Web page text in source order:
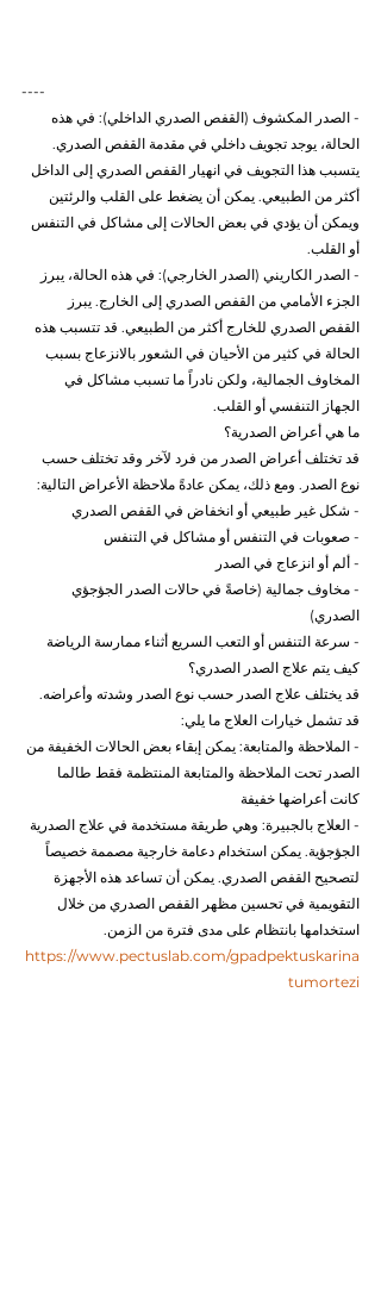
----
- الصدر المكشوف (القفص الصدري الداخلي): في هذه
الحالة، يوجد تجويف داخلي في مقدمة القفص الصدري.
يتسبب هذا التجويف في انهيار القفص الصدري إلى الداخل
أكثر من الطبيعي. يمكن أن يضغط على القلب والرئتين
ويمكن أن يؤدي في بعض الحالات إلى مشاكل في التنفس
أو القلب.
- الصدر الكاريني (الصدر الخارجي): في هذه الحالة، يبرز
الجزء الأمامي من القفص الصدري إلى الخارج. يبرز
القفص الصدري للخارج أكثر من الطبيعي. قد تتسبب هذه
الحالة في كثير من الأحيان في الشعور بالانزعاج بسبب
المخاوف الجمالية، ولكن نادراً ما تسبب مشاكل في
الجهاز التنفسي أو القلب.
ما هي أعراض الصدرية؟
قد تختلف أعراض الصدر من فرد لآخر وقد تختلف حسب
نوع الصدر. ومع ذلك، يمكن عادةً ملاحظة الأعراض التالية:
- شكل غير طبيعي أو انخفاض في القفص الصدري
- صعوبات في التنفس أو مشاكل في التنفس
- ألم أو انزعاج في الصدر
- مخاوف جمالية (خاصةً في حالات الصدر الجؤجؤي
الصدري)
- سرعة التنفس أو التعب السريع أثناء ممارسة الرياضة
كيف يتم علاج الصدر الصدري؟
قد يختلف علاج الصدر حسب نوع الصدر وشدته وأعراضه.
قد تشمل خيارات العلاج ما يلي:
- الملاحظة والمتابعة: يمكن إبقاء بعض الحالات الخفيفة من
الصدر تحت الملاحظة والمتابعة المنتظمة فقط طالما
كانت أعراضها خفيفة
- العلاج بالجبيرة: وهي طريقة مستخدمة في علاج الصدرية
الجؤجؤية. يمكن استخدام دعامة خارجية مصممة خصيصاً
لتصحيح القفص الصدري. يمكن أن تساعد هذه الأجهزة
التقويمية في تحسين مظهر القفص الصدري من خلال
استخدامها بانتظام على مدى فترة من الزمن.
https://www.pectuslab.com/gpadpektuskarina
tumortezi